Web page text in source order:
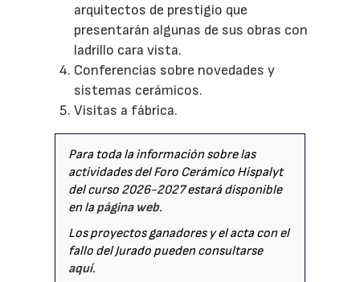
arquitectos de prestigio que
presentarán algunas de sus obras con
ladrillo cara vista.
Conferencias sobre novedades y
sistemas cerámicos.
Visitas a fábrica.
Para toda la información sobre las
actividades del Foro Cerámico Hispalyt
del curso 2026-2027 estará disponible
en lapágina web.
Los proyectos ganadores y el acta con el
fallo del Jurado pueden consultarse
aquí.